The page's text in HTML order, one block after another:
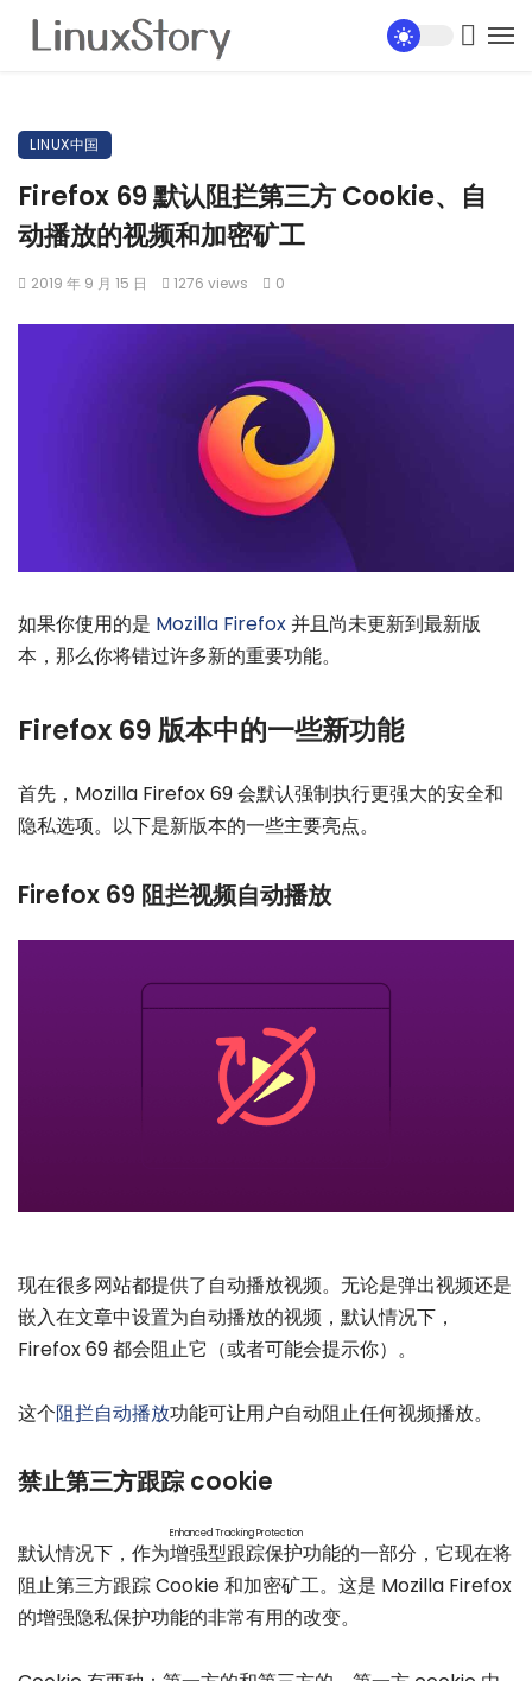
LINUX中国
Firefox 69 默认阻拦第三方 Cookie、自
动播放的视频和加密矿工
2019 年 9 月 15 日 1276 views 0
如果你使用的是 Mozilla Firefox并且尚未更新到最新版
本，那么你将错过许多新的重要功能。
Firefox 69 版本中的一些新功能
首先，Mozilla Firefox 69 会默认强制执行更强大的安全和
隐私选项。以下是新版本的一些主要亮点。
Firefox 69 阻拦视频自动播放
现在很多网站都提供了自动播放视频。无论是弹出视频还是
嵌入在文章中设置为自动播放的视频，默认情况下，
Firefox 69 都会阻止它（或者可能会提示你）。
这个阻拦自动播放功能可让用户自动阻止任何视频播放。
禁止第三方跟踪 cookie
默认情况下，作为增强型跟踪保护
Enhanced Tracking Protection
功能的一部分，它现在将
阻止第三方跟踪 Cookie 和加密矿工。这是 Mozilla Firefox
的增强隐私保护功能的非常有用的改变。